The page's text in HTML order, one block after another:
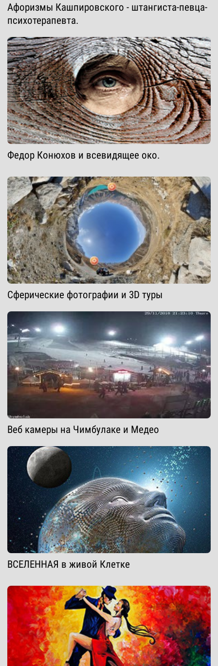
Афоризмы Кашпировского - штангиста-певца-
психотерапевта.
Федор Конюхов и всевидящее око.
Сферические фотографии и 3D туры
Веб камеры на Чимбулаке и Медео
ВСЕЛЕННАЯ в живой Клетке